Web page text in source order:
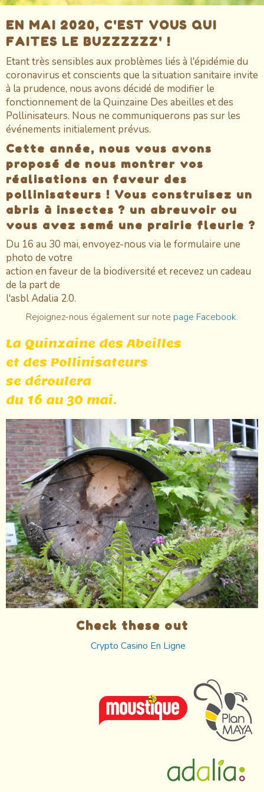
EN MAI 2020, C'EST VOUS QUI
FAITES LE BUZZZZZZ' !
Etant très sensibles aux problèmes liés à l'épidémie du
coronavirus et conscients que la situation sanitaire invite
à la prudence, nous avons décidé de modifier le
fonctionnement de la Quinzaine Des abeilles et des
Pollinisateurs. Nous ne communiquerons pas sur les
événements initialement prévus.
Cette année, nous vous avons
proposé de nous montrer vos
réalisations en faveur des
pollinisateurs ! Vous construisez un
abris à insectes ? un abreuvoir ou
vous avez semé une prairie fleurie ?
Du 16 au 30 mai, envoyez-nous via le formulaire une
photo de votre
action en faveur de la biodiversité et recevez un cadeau
de la part de
l'asbl Adalia 2.0.
Rejoignez-nous également sur note page Facebook.
La Quinzaine des Abeilles
et des Pollinisateurs
se déroulera
du 16 au 30 mai.
Check these out
Crypto Casino En Ligne